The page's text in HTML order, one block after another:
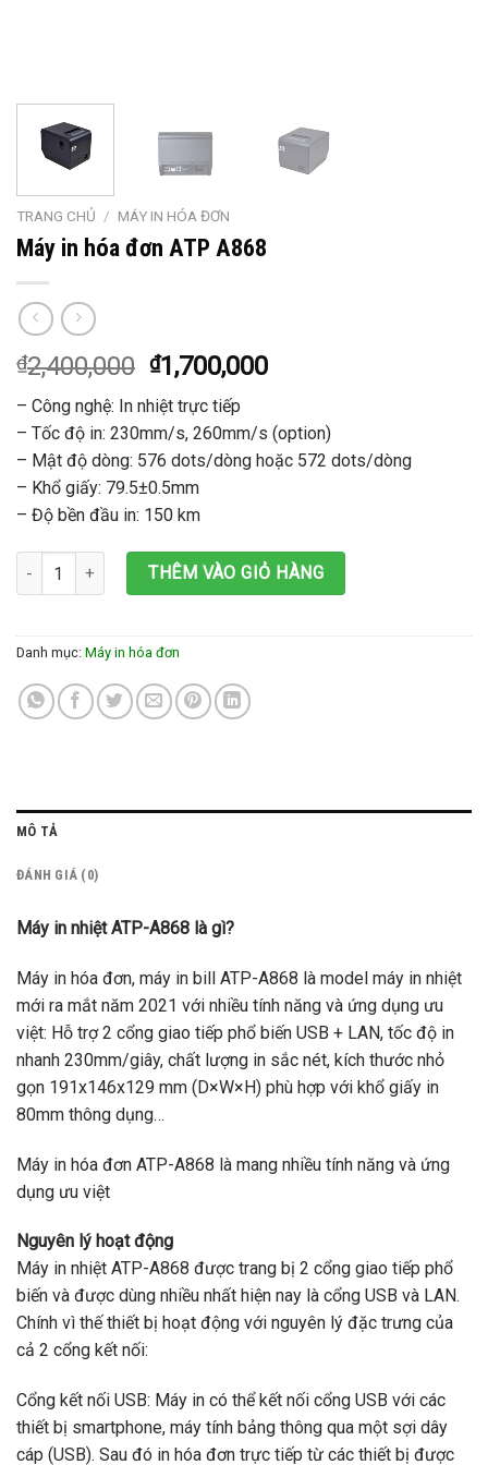
TRANG CHỦ / MÁY IN HÓA ĐƠN
Máy in hóa đơn ATP A868
₫2,400,000 ₫1,700,000
– Công nghệ: In nhiệt trực tiếp
– Tốc độ in: 230mm/s, 260mm/s (option)
– Mật độ dòng: 576 dots/dòng hoặc 572 dots/dòng
– Khổ giấy: 79.5±0.5mm
– Độ bền đầu in: 150 km
Máy in hóa đơn ATP A868 số lượng
THÊM VÀO GIỎ HÀNG
Danh mục: Máy in hóa đơn
MÔ TẢ
ĐÁNH GIÁ (0)
Máy in nhiệt ATP-A868 là gì?
Máy in hóa đơn, máy in bill ATP-A868 là model máy in nhiệt
mới ra mắt năm 2021 với nhiều tính năng và ứng dụng ưu
việt: Hỗ trợ 2 cổng giao tiếp phổ biến USB + LAN, tốc độ in
nhanh 230mm/giây, chất lượng in sắc nét, kích thước nhỏ
gọn 191x146x129 mm (D×W×H) phù hợp với khổ giấy in
80mm thông dụng…
Máy in hóa đơn ATP-A868 là mang nhiều tính năng và ứng
dụng ưu việt
Nguyên lý hoạt động
Máy in nhiệt ATP-A868 được trang bị 2 cổng giao tiếp phổ
biến và được dùng nhiều nhất hiện nay là cổng USB và LAN.
Chính vì thế thiết bị hoạt động với nguyên lý đặc trưng của
cả 2 cổng kết nối:
Cổng kết nối USB: Máy in có thể kết nối cổng USB với các
thiết bị smartphone, máy tính bảng thông qua một sợi dây
cáp (USB). Sau đó in hóa đơn trực tiếp từ các thiết bị được